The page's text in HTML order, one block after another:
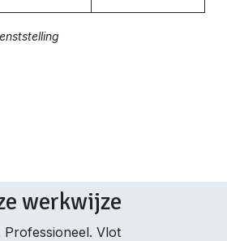
werkwijze
Professioneel. Vlot